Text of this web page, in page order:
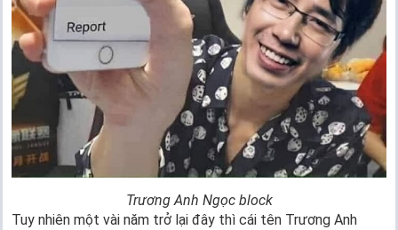
Trương Anh Ngọc block
Tuy nhiên một vài năm trở lại đây thì cái tên Trương Anh